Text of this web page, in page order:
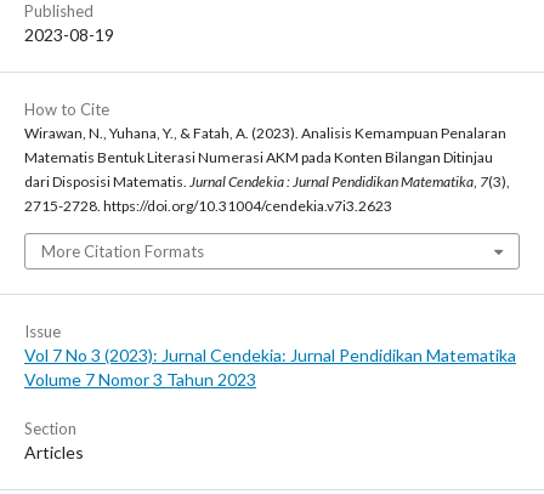
Published
2023-08-19
How to Cite
Wirawan, N., Yuhana, Y., & Fatah, A. (2023). Analisis Kemampuan Penalaran
Matematis Bentuk Literasi Numerasi AKM pada Konten Bilangan Ditinjau
dari Disposisi Matematis. Jurnal Cendekia : Jurnal Pendidikan Matematika, 7(3),
2715-2728. https://doi.org/10.31004/cendekia.v7i3.2623
More Citation Formats
Issue
Vol 7 No 3 (2023): Jurnal Cendekia: Jurnal Pendidikan Matematika
Volume 7 Nomor 3 Tahun 2023
Section
Articles